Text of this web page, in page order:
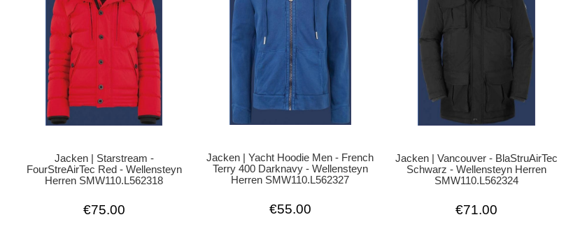
Jacken | Starstream -
FourStreAirTec Red - Wellensteyn
Herren SMW110.L562318
€75.00
Jacken | Yacht Hoodie Men - French
Terry 400 Darknavy - Wellensteyn
Herren SMW110.L562327
€55.00
Jacken | Vancouver - BlaStruAirTec
Schwarz - Wellensteyn Herren
SMW110.L562324
€71.00